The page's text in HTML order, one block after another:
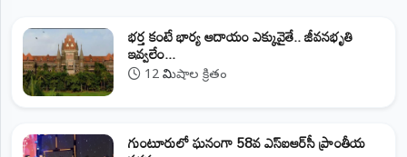
భర్త కంటే భార్య ఆదాయం ఎక్కువైతే.. జీవనభృతి
ఇవ్వలేం...
12 నిమిషాల క్రితం
గుంటూరులో ఘనంగా 58వ ఎస్‌ఐఆర్‌సీ ప్రాంతీయ